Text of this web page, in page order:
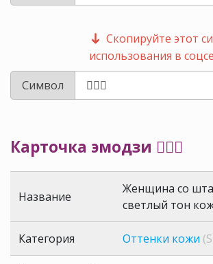
Скопируйте этот
использования в
Символ
Карточка эмодзи 🏋🏻‍♀️
Название
Женщина со
светлый тон
Категория Оттенки кожи